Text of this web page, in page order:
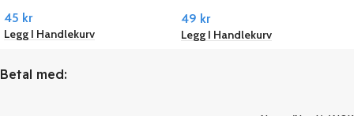
45 kr
Legg I Handlekurv
49 kr
Legg I Handlekurv
Betal med: